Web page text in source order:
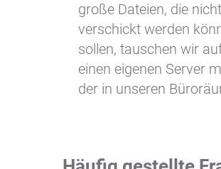
große Dateien, die
verschickt werden
sollen, tauschen wir
einen eigenen Server
der in unseren